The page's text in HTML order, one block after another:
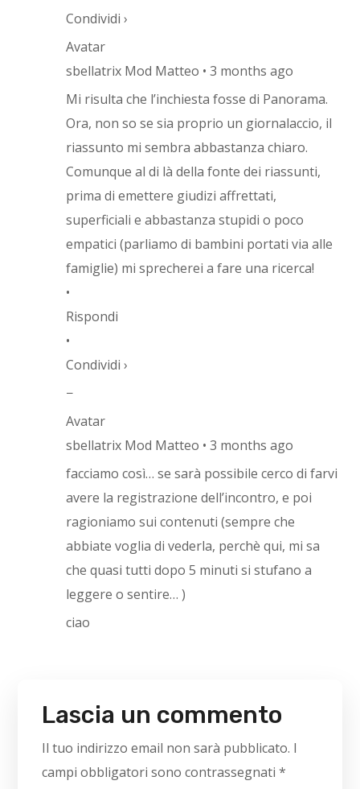
Condividi ›
Avatar
sbellatrix Mod Matteo • 3 months ago
Mi risulta che l’inchiesta fosse di Panorama.
Ora, non so se sia proprio un giornalaccio, il
riassunto mi sembra abbastanza chiaro.
Comunque al di là della fonte dei riassunti,
prima di emettere giudizi affrettati,
superficiali e abbastanza stupidi o poco
empatici (parliamo di bambini portati via alle
famiglie) mi sprecherei a fare una ricerca!
•
Rispondi
•
Condividi ›
−
Avatar
sbellatrix Mod Matteo • 3 months ago
facciamo così… se sarà possibile cerco di farvi
avere la registrazione dell’incontro, e poi
ragioniamo sui contenuti (sempre che
abbiate voglia di vederla, perchè qui, mi sa
che quasi tutti dopo 5 minuti si stufano a
leggere o sentire… )
ciao
Lascia un commento
Il tuo indirizzo email non sarà pubblicato. I
campi obbligatori sono contrassegnati*